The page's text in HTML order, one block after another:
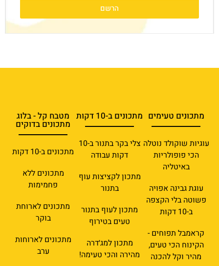
הרשם
מתכונים טעימים
עוגיות שוקולד נוטלה
הכי פופולריות
באיטליה
עוגת גבינה אפויה
פשוטה בלי הקצפה
ב-10 דקות
קראמבל תפוחים -
הקינוח הכי טעים,
מהיר וקל להכנה
מתכונים ב-10 דקות
צלי בקר בתנור ב-10
דקות עבודה
מתכון לקציצות עוף
בתנור
מתכון לעוף בתנור
טעים בטירוף
מתכון למג׳דרה
מהירה והכי טעימה!
מטבח קל - בלוג
מתכונים בדוקים
מתכונים ב-10 דקות
מתכונים ללא
פחמימות
מתכונים לארוחת
בוקר
מתכונים לארוחות
ערב